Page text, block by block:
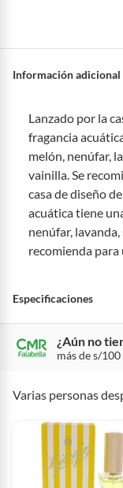
hacer una devolución.
Conoce cuáles son:
Productos vendidos por
48 horas:
productos para
7 días: colchones y
Productos vendidos por
48 horas:
7 días: productos
No se pueden devolver
Productos
Productos
suplementos
Productos digitales
Por motivos de
Información adicional
Lanzado por la
fragancia
melón, nenúfar,
vainilla. Se
casa de diseño
acuática tiene
nenúfar, lavanda,
recomienda para
Especificaciones
Condicion del
producto
Formato belleza
¿Aún no
más de s/
Varias personas